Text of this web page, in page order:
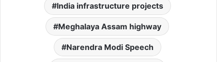
India infrastructure projects
Meghalaya Assam highway
Narendra Modi Speech